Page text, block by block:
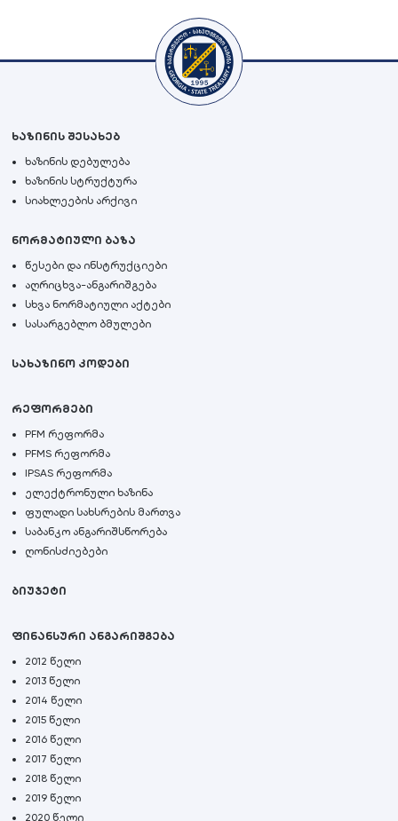
ხაზინის შესახებ
ხაზინის დებულება
ხაზინის სტრუქტურა
სიახლეების არქივი
ნორმატიული ბაზა
წესები და ინსტრუქციები
აღრიცხვა-ანგარიშგება
სხვა ნორმატიული აქტები
სასარგებლო ბმულები
სახაზინო კოდები
რეფორმები
PFM რეფორმა
PFMS რეფორმა
IPSAS რეფორმა
ელექტრონული ხაზინა
ფულადი სახსრების მართვა
საბანკო ანგარიშსწორება
ღონისძიებები
ბიუჯეტი
ფინანსური ანგარიშგება
2012 წელი
2013 წელი
2014 წელი
2015 წელი
2016 წელი
2017 წელი
2018 წელი
2019 წელი
2020 წელი